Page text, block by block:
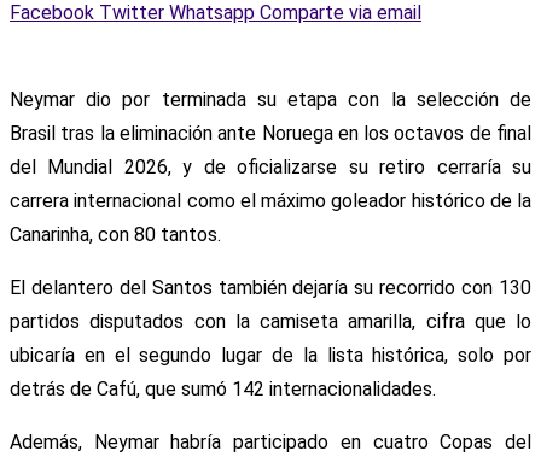
Facebook Twitter Whatsapp Comparte via email
Neymar dio por terminada su etapa con la selección de
Brasil tras la eliminación ante Noruega en los octavos de final
del Mundial 2026, y de oficializarse su retiro cerraría su
carrera internacional como el máximo goleador histórico de la
Canarinha, con 80 tantos.
El delantero del Santos también dejaría su recorrido con 130
partidos disputados con la camiseta amarilla, cifra que lo
ubicaría en el segundo lugar de la lista histórica, solo por
detrás de Cafú, que sumó 142 internacionalidades.
Además, Neymar habría participado en cuatro Copas del